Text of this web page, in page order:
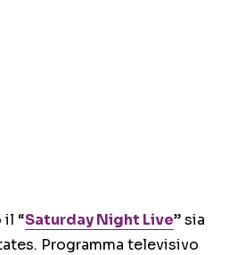
il “Saturday Night Live” sia
Programma televisivo